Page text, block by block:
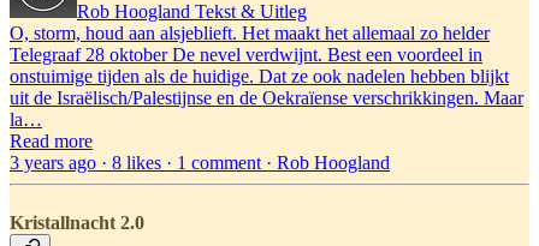
Rob Hoogland Tekst & Uitleg
O, storm, houd aan alsjeblieft. Het maakt het allemaal zo helder
Telegraaf 28 oktober De nevel verdwijnt. Best een voordeel in
onstuimige tijden als de huidige. Dat ze ook nadelen hebben blijkt
uit de Israëlisch/Palestijnse en de Oekraïense verschrikkingen. Maar
la…
Read more
3 years ago · 8 likes · 1 comment · Rob Hoogland
Kristallnacht 2.0